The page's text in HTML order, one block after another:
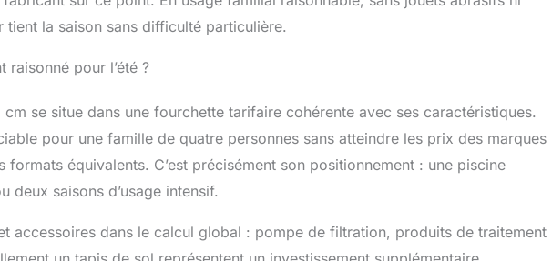
la saison sans difficulté particulière.
pour l’été ?
se situe dans une fourchette tarifaire cohérente avec ses caractéristiques.
pour une famille de quatre personnes sans atteindre les prix des marques
équivalents. C’est précisément son positionnement : une piscine
saisons d’usage intensif.
accessoires dans le calcul global : pompe de filtration, produits de traitement